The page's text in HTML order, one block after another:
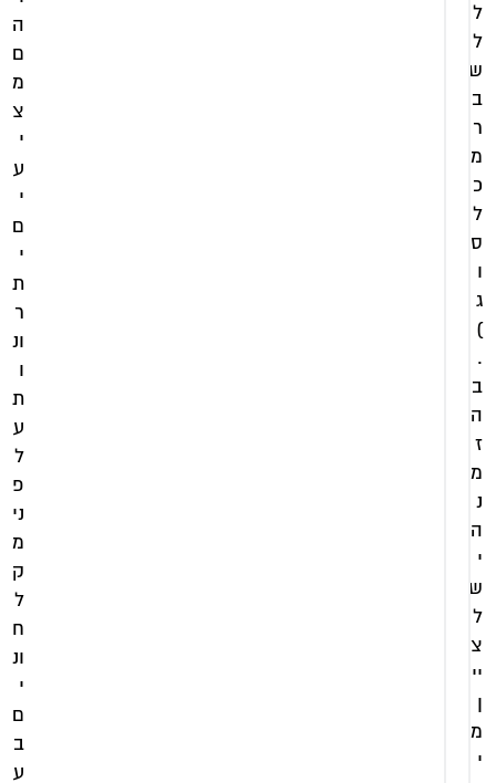
ל
ל
ש
ב
ר
מ
כ
ל
ס
ו
ג
)
.
ב
ה
ז
מ
נ
ה
י
ש
ל
צ
יי
ן
מ
י
ה
ם
מ
צ
י
ע
י
ם
י
ת
ר
ונ
ו
ת
ע
ל
פ
ני
מ
ק
ל
ח
ונ
י
ם
ב
ע